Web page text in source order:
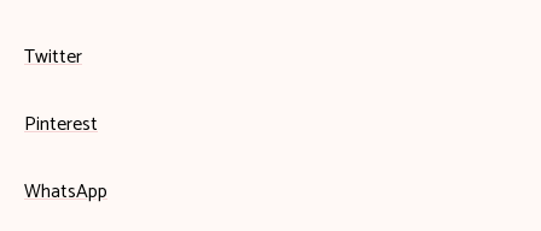
Twitter
Pinterest
WhatsApp